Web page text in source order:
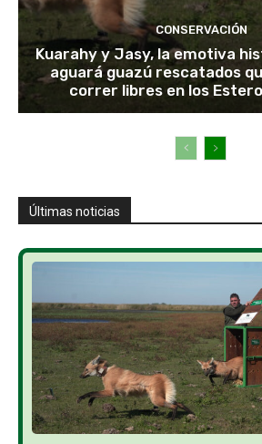
CONSERVACIÓN
Kuarahy y Jasy, la emotiva
aguará guazú rescatados
correr libres en los
Últimas noticias